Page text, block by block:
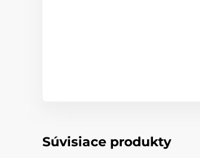
Súvisiace produkty